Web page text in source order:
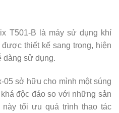
T501-B là máy sử dụng khí
thiết kế sang trọng, hiện
dàng sử dụng.
05 sở hữu cho mình một súng
độc đáo so với những sản
này tối ưu quá trình thao tác